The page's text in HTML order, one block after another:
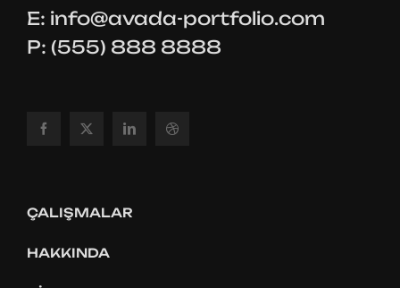
E: info@avada-portfolio.com
P: (555) 888 8888
ÇALIŞMALAR
HAKKINDA